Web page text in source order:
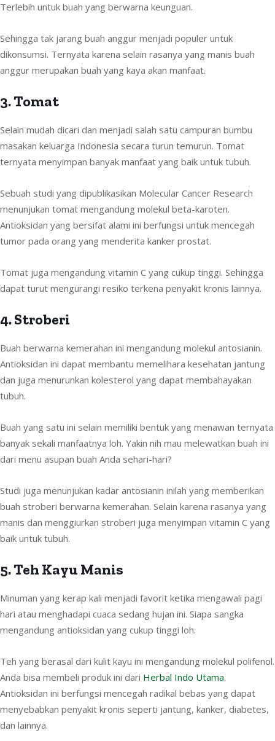
Terlebih untuk buah yang berwarna keunguan.
Sehingga tak jarang buah anggur menjadi populer untuk
dikonsumsi. Ternyata karena selain rasanya yang manis buah
anggur merupakan buah yang kaya akan manfaat.
3. Tomat
Selain mudah dicari dan menjadi salah satu campuran bumbu
masakan keluarga Indonesia secara turun temurun. Tomat
ternyata menyimpan banyak manfaat yang baik untuk tubuh.
Sebuah studi yang dipublikasikan Molecular Cancer Research
menunjukan tomat mengandung molekul beta-karoten.
Antioksidan yang bersifat alami ini berfungsi untuk mencegah
tumor pada orang yang menderita kanker prostat.
Tomat juga mengandung vitamin C yang cukup tinggi. Sehingga
dapat turut mengurangi resiko terkena penyakit kronis lainnya.
4. Stroberi
Buah berwarna kemerahan ini mengandung molekul antosianin.
Antioksidan ini dapat membantu memelihara kesehatan jantung
dan juga menurunkan kolesterol yang dapat membahayakan
tubuh.
Buah yang satu ini selain memiliki bentuk yang menawan ternyata
banyak sekali manfaatnya loh. Yakin nih mau melewatkan buah ini
dari menu asupan buah Anda sehari-hari?
Studi juga menunjukan kadar antosianin inilah yang memberikan
buah stroberi berwarna kemerahan. Selain karena rasanya yang
manis dan menggiurkan stroberi juga menyimpan vitamin C yang
baik untuk tubuh.
5. Teh Kayu Manis
Minuman yang kerap kali menjadi favorit ketika mengawali pagi
hari atau menghadapi cuaca sedang hujan ini. Siapa sangka
mengandung antioksidan yang cukup tinggi loh.
Teh yang berasal dari kulit kayu ini mengandung molekul polifenol.
Anda bisa membeli produk ini dari Herbal Indo Utama.
Antioksidan ini berfungsi mencegah radikal bebas yang dapat
menyebabkan penyakit kronis seperti jantung, kanker, diabetes,
dan lainnya.